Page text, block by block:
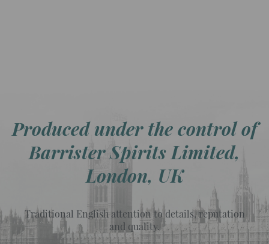
Produced under the control of
Barrister Spirits Limited,
London, UK
Traditional English attention to details, reputation
and quality.